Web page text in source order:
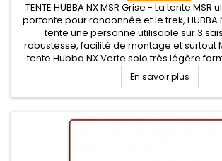
TENTE HUBBA NX MSR Grise - La tente
portante pour randonnée et le trek, HUBBA
tente une personne utilisable sur 3
robustesse, facilité de montage et surtout
tente Hubba NX Verte solo très légère
avec coutures étanches et bonne
à son tissu...
En savoir plus